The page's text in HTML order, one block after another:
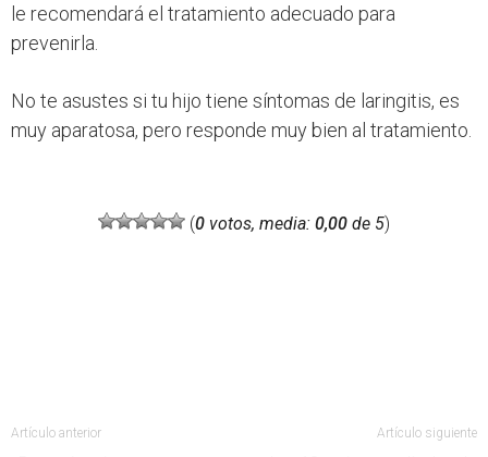
le recomendará el tratamiento adecuado para
prevenirla.
No te asustes si tu hijo tiene síntomas de laringitis, es
muy aparatosa, pero responde muy bien al tratamiento.
(0 votos, media: 0,00 de 5)
Artículo anterior Artículo siguiente